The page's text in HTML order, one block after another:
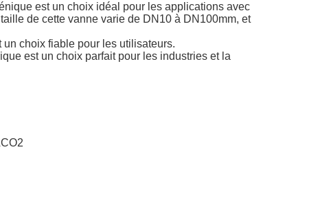
est un choix idéal pour les applications avec
de cette vanne varie de DN10 à DN100mm, et
choix fiable pour les utilisateurs.
est un choix parfait pour les industries et la